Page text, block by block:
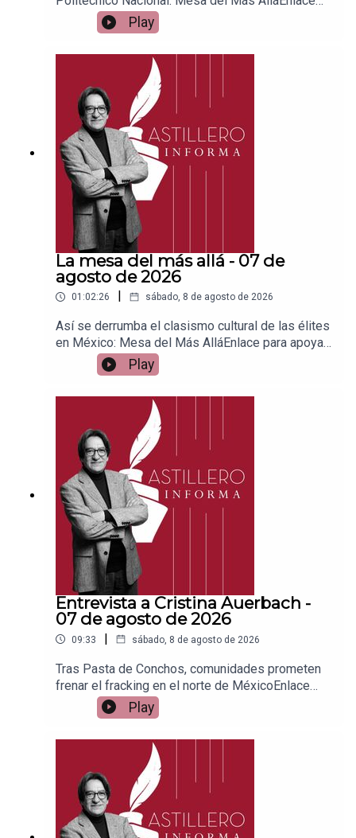
para apoyar vía
Patreon:https://www.patreon.com/julioastilleroEnl
ace para hacer donaciones vía
PayPal:https://www.paypal.me/julioastilleroCuent
a para hacer transferencias a cuenta BBVA a
nombre de Julio Hernández López:
1539408017CLABE: 012 320 01539408017
2Tienda:https://julioastillerotienda.com/
Play
La mesa del más allá - 07 de
agosto de 2026
01:02:26 sábado, 8 de agosto de 2026
Así se derrumba el clasismo cultural de las élites
en México: Mesa del Más AlláEnlace para apoyar
Patreon:https://www.patreon.com/julioastilleroEnl
ace para hacer donaciones vía
PayPal:https://www.paypal.me/julioastilleroCuent
a para hacer transferencias a cuenta BBVA a
nombre de Julio Hernández López:
1539408017CLABE: 012 320 01539408017
2Tienda:https://julioastillerotienda.com/
Play
Entrevista a Cristina Auerbach -
07 de agosto de 2026
09:33 | sábado, 8 de agosto de 2026
Tras Pasta de Conchos, comunidades prometen
frenar el fracking en el norte de MéxicoEnlace
para apoyar vía
Patreon:https://www.patreon.com/julioastilleroEnl
PayPal:https://www.paypal.me/julioastilleroCuent
a para hacer transferencias a cuenta BBVA a
nombre de Julio Hernández López:
1539408017CLABE: 012 320 01539408017
2Tienda:https://julioastillerotienda.com/
Play